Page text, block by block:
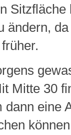
ändern,
Mitte 30
eine